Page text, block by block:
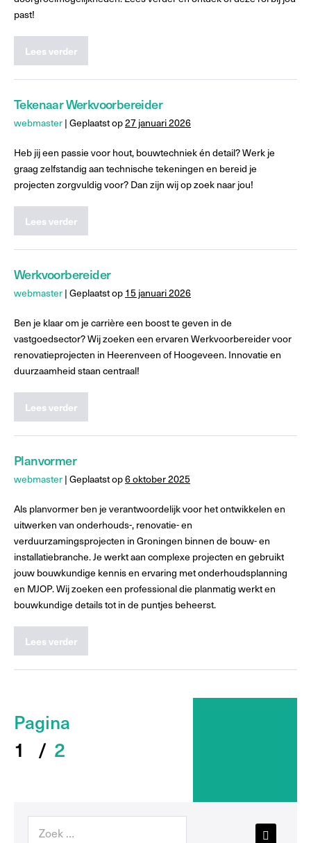
past!
Lees verder
Tekenaar Werkvoorbereider
webmaster | Geplaatst op27 januari 2026
Heb jij een passie voor hout, bouwtechniek én detail? Werk je
graag zelfstandig aan technische tekeningen en bereid je
projecten zorgvuldig voor? Dan zijn wij op zoek naar jou!
Lees verder
Werkvoorbereider
webmaster | Geplaatst op 15 januari 2026
Ben je klaar om je carrière een boost te geven in de
vastgoedsector? Wij zoeken een ervaren Werkvoorbereider voor
renovatieprojecten in Heerenveen of Hoogeveen. Innovatie en
duurzaamheid staan centraal!
Lees verder
Planvormer
webmaster | Geplaatst op6 oktober 2025
Als planvormer ben je verantwoordelijk voor het ontwikkelen en
uitwerken van onderhouds-, renovatie- en
verduurzamingsprojecten in Groningen binnen de bouw- en
installatiebranche. Je werkt aan complexe projecten en gebruikt
jouw bouwkundige kennis en ervaring met onderhoudsplanning
en MJOP. Wij zoeken een professional die planmatig werkt en
bouwkundige details tot in de puntjes beheerst.
Lees verder
1 2